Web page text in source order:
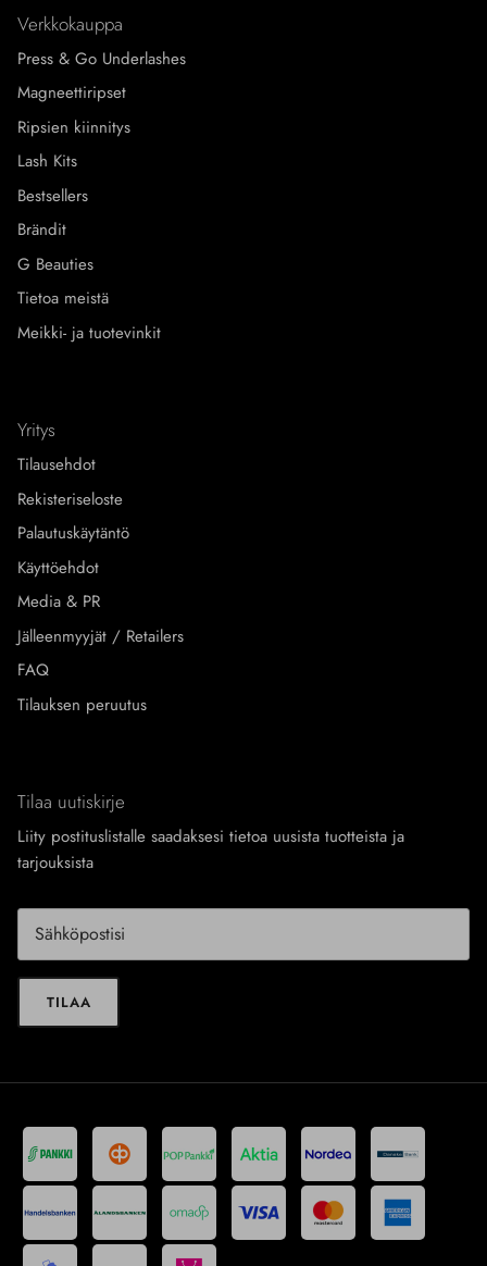
Verkkokauppa
Press & Go Underlashes
Magneettiripset
Ripsien kiinnitys
Lash Kits
Bestsellers
Brändit
G Beauties
Tietoa meistä
Meikki- ja tuotevinkit
Yritys
Tilausehdot
Rekisteriseloste
Palautuskäytäntö
Käyttöehdot
Media & PR
Jälleenmyyjät / Retailers
FAQ
Tilauksen peruutus
Tilaa uutiskirje
Liity postituslistalle saadaksesi tietoa uusista tuotteista ja
tarjouksista
TILAA